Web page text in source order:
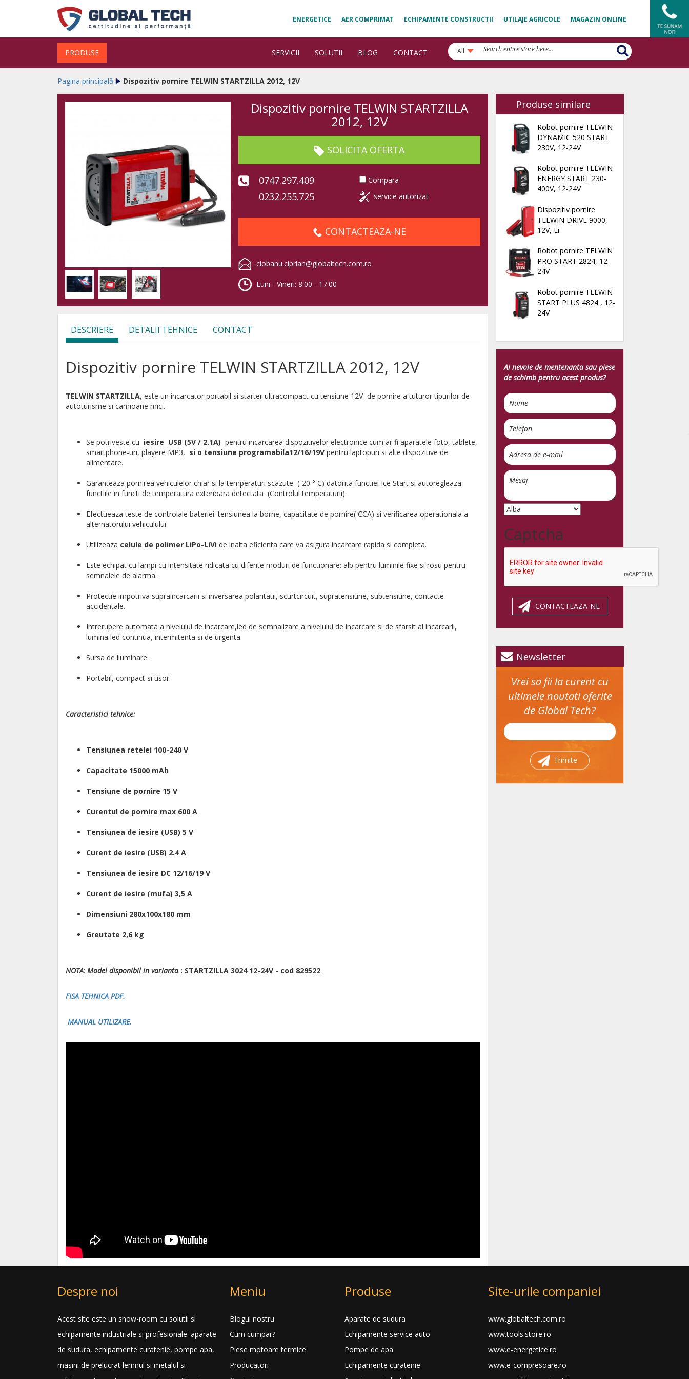
ENERGETICE AER COMPRIMAT ECHIPAMENTE CONSTRUCTII UTILAJE AGRICOLE MAGAZIN ONLINE
PRODUSE SERVICII SOLUTII BLOG CONTACT All
Pagina principală Dispozitiv pornire TELWIN STARTZILLA 2012, 12V
Dispozitiv pornire TELWIN STARTZILLA
2012, 12V
SOLICITA OFERTA
0747.297.409
0232.255.725
Compara
service autorizat
CONTACTEAZA-NE
ciobanu.ciprian@globaltech.com.ro
Luni - Vineri: 8:00 - 17:00
DESCRIERE DETALII TEHNICE CONTACT
Dispozitiv pornire TELWIN STARTZILLA 2012, 12V
TELWIN STARTZILLA, este un incarcator portabil si starter ultracompact cu tensiune 12V de pornire a tuturor tipurilor de
autoturisme si camioane mici.
Se potriveste cu iesire USB (5V / 2.1A) pentru incarcarea dispozitivelor electronice cum ar fi aparatele foto, tablete,
smartphone-uri, playere MP3, si o tensiune programabila12/16/19V pentru laptopuri si alte dispozitive de
alimentare.
Garanteaza pornirea vehiculelor chiar si la temperaturi scazute (-20 ° C) datorita functiei Ice Start si autoregleaza
functiile in functi de temperatura exterioara detectata (Controlul temperaturii).
Efectueaza teste de controlale bateriei: tensiunea la borne, capacitate de pornire( CCA) si verificarea operationala a
alternatorului vehiculului.
Utilizeaza celule de polimer LiPo-LiVi de inalta eficienta care va asigura incarcare rapida si completa.
Este echipat cu lampi cu intensitate ridicata cu diferite moduri de functionare: alb pentru luminile fixe si rosu pentru
semnalele de alarma.
Protectie impotriva supraincarcarii si inversarea polaritatii, scurtcircuit, supratensiune, subtensiune, contacte
accidentale.
Intrerupere automata a nivelului de incarcare,led de semnalizare a nivelului de incarcare si de sfarsit al incarcarii,
lumina led continua, intermitenta si de urgenta.
Sursa de iluminare.
Portabil, compact si usor.
Caracteristici tehnice:
Tensiunea retelei 100-240 V
Capacitate 15000 mAh
Tensiune de pornire 15 V
Curentul de pornire max 600 A
Tensiunea de iesire (USB) 5 V
Curent de iesire (USB) 2.4 A
Tensiunea de iesire DC 12/16/19 V
Curent de iesire (mufa) 3,5 A
Dimensiuni 280x100x180 mm
Greutate 2,6 kg
NOTA: Model disponibil in varianta: STARTZILLA 3024 12-24V - cod 829522
FISA TEHNICA PDF.
MANUAL UTILIZARE.
Produse similare
Robot pornire TELWIN
DYNAMIC 520 START
230V, 12-24V
Robot pornire TELWIN
ENERGY START 230-
400V, 12-24V
Dispozitiv pornire
TELWIN DRIVE 9000,
12V, Li
Robot pornire TELWIN
PRO START 2824, 12-
24V
Robot pornire TELWIN
START PLUS 4824 , 12-
24V
Ai nevoie de mentenanta sau piese
de schimb pentru acest produs?
Captcha
CONTACTEAZA-NE
Newsletter
Vrei sa fii la curent cu
ultimele noutati oferite
de Global Tech?
Trimite
Despre noi
Acest site este un show-room cu solutii si
echipamente industriale si profesionale: aparate
de sudura, echipamente curatenie, pompe apa,
masini de prelucrat lemnul si metalul si
Meniu
Blogul nostru
Cum cumpar?
Piese motoare termice
Producatori
Produse
Aparate de sudura
Echipamente service auto
Pompe de apa
Echipamente curatenie
Site-urile companiei
www.globaltech.com.ro
www.tools.store.ro
www.e-energetice.ro
www.e-compresoare.ro